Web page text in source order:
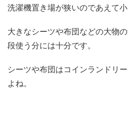
洗濯機置き場が狭いのであえて小
大きなシーツや布団などの大物
段使う分には十分です。
シーツや布団はコインランドリ
よね。